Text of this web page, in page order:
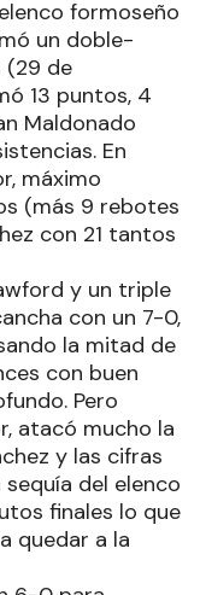
formoseño
un doble-
(29 de
13 puntos, 4
Maldonado
En
máximo
(más 9 rebotes
con 21 tantos
y un triple
con un 7-0,
la mitad de
con buen
Pero
atacó mucho la
y las cifras
del elenco
finales lo que
quedar a la